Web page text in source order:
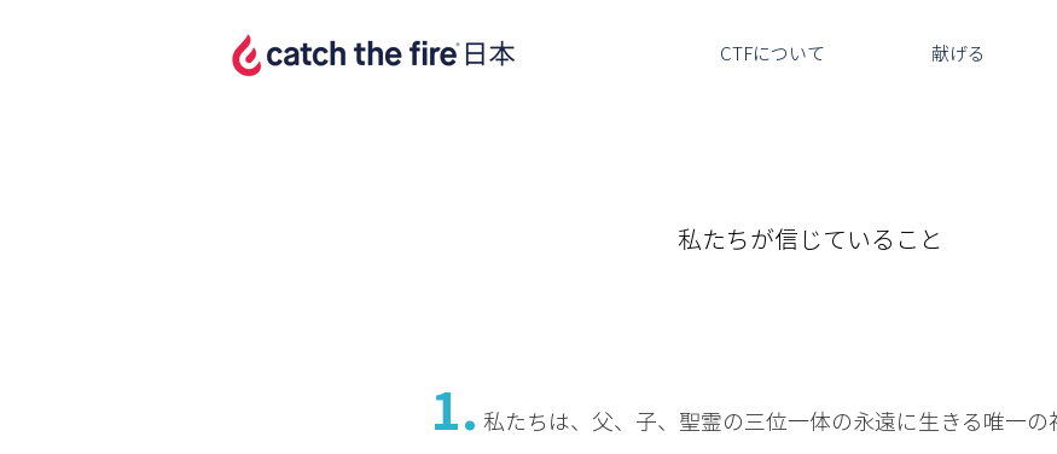
CTFについて 献げる
私たちについて
私たちが信じていること
1. 私たちは、父、子、聖霊の三位一体の永遠に生きる唯一の